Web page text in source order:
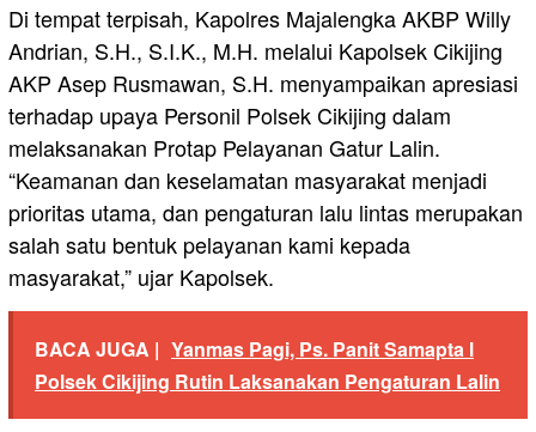
Di tempat terpisah, Kapolres Majalengka AKBP Willy
Andrian, S.H., S.I.K., M.H. melalui Kapolsek Cikijing
AKP Asep Rusmawan, S.H. menyampaikan apresiasi
terhadap upaya Personil Polsek Cikijing dalam
melaksanakan Protap Pelayanan Gatur Lalin.
“Keamanan dan keselamatan masyarakat menjadi
prioritas utama, dan pengaturan lalu lintas merupakan
salah satu bentuk pelayanan kami kepada
masyarakat,” ujar Kapolsek.
BACA JUGA | Yanmas Pagi, Ps. Panit Samapta l
Polsek Cikijing Rutin Laksanakan Pengaturan Lalin